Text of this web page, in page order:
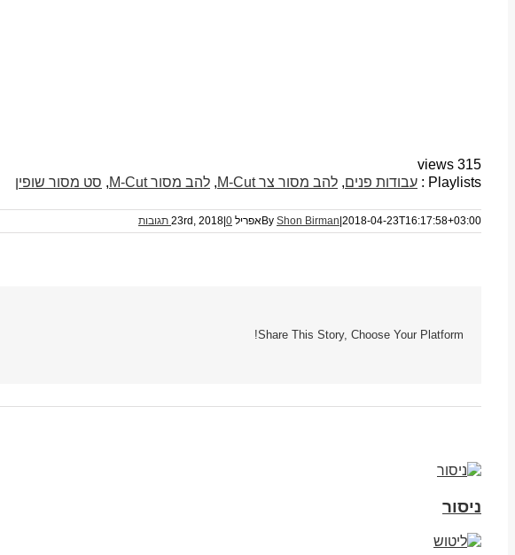
315 views
Playlists :
עבודות פנים, להב מסור צר M-Cut , להב מסור M-Cut , סט מסור שופין
By Shon Birman 2018-04-23T16:17:58+03:00 אפריל 23rd, 2018 0 תגובות
Share This Story, Choose Your Platform!
ניסור